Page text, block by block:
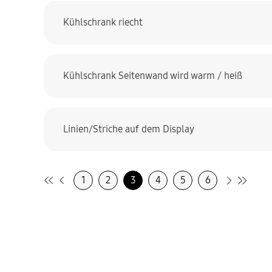
Kühlschrank riecht
Kühlschrank Seitenwand wird warm / heiß
Linien/Striche auf dem Display
1 2 3 4 5 6